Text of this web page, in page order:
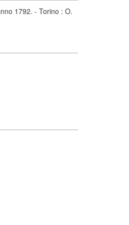
1792. - Torino : O.